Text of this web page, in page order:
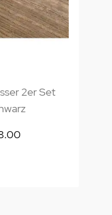
2er Set